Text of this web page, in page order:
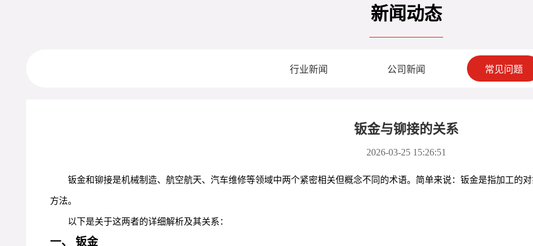
新闻动态
行业新闻 公司新闻 常见问题
钣金与铆接的关系
2026-03-25 15:26:51
钣金和铆接是机械制造、航空航天、汽车维修等领域中两个紧密相关但概念不同的术语。简单来说：钣金是指加工的
方法。
以下是关于这两者的详细解析及其关系：
一、 钣金